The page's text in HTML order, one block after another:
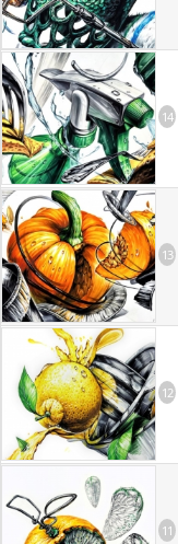
14
13
12
11